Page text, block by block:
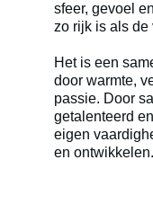
sfeer, gevoel
zo rijk is als de
Het is een
door warmte,
passie. Door
getalenteerd
eigen
en ontwikkelen.